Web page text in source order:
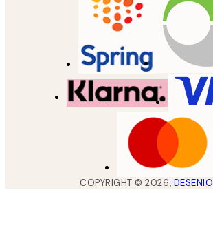
COPYRIGHT ©2026, DESENIO